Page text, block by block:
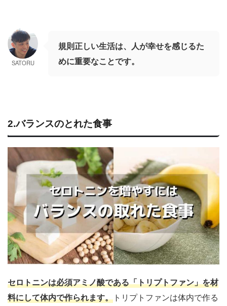
SATORU
規則正しい生活は、人が幸せを感じるた
めに重要なことです。
2.バランスのとれた食事
セロトニンは必須アミノ酸である「トリプトファン」を材
料にして体内で作られます。 トリプトファンは体内で作る